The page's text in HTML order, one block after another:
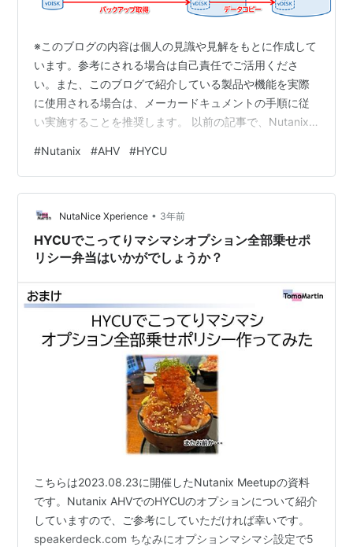
※このブログの内容は個人の見識や見解をもとに作成して
います。参考にされる場合は自己責任でご活用くださ
い。また、このブログで紹介している製品や機能を実際
に使用される場合は、メーカードキュメントの手順に従
い実施することを推奨します。 以前の記事で、Nutanix
しました。今回は「コピー」について紹介します。
HYCUでは以下のように「コピー」というバックアップオ
プションが提供されています。 大体想像がつくかもしれ
ませんが、このコピーというオプションは1次バックアッ
プ先から、さらに別のターゲットとなるファイルサーバ
ーなどにバックアップ…
#Nutanix #AHV #HYCU
NutaNice Xperience • 3年前
HYCUでこってりマシマシオプション全部乗せポ
リシー弁当はいかがでしょうか？
こちらは2023.08.23に開催したNutanix Meetupの資料
です。Nutanix AHVでのHYCUのオプションについて紹介
していますので、ご参考にしていただければ幸いです。
speakerdeck.com ちなみにオプションマシマシ設定で5